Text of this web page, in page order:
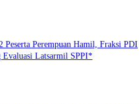
Peserta Perempuan Hamil, Fraksi PDI
Evaluasi Latsarmil SPPI*